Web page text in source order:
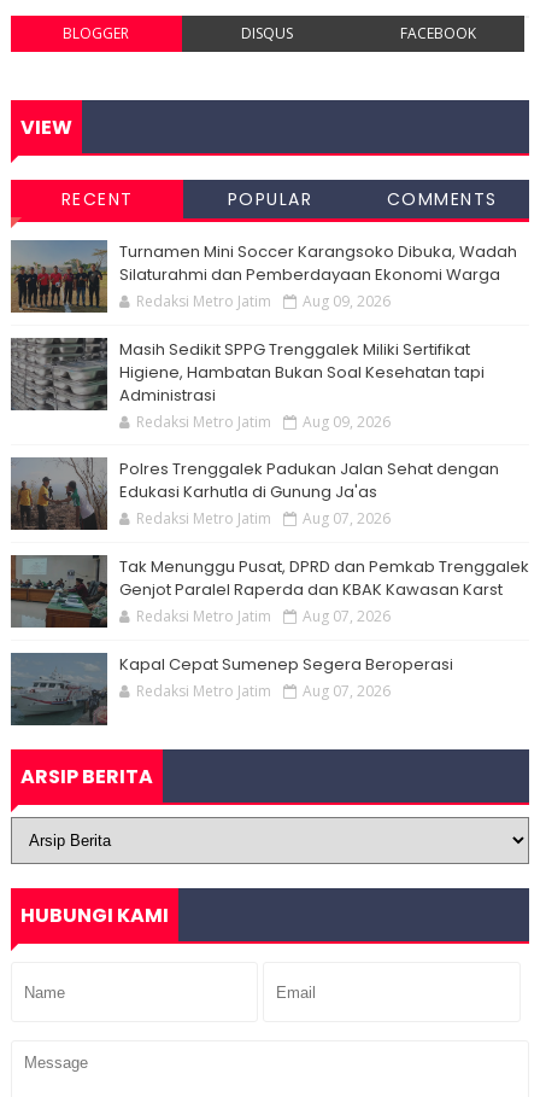
BLOGGER DISQUS FACEBOOK
VIEW
RECENT POPULAR COMMENTS
Turnamen Mini Soccer Karangsoko Dibuka, Wadah
Silaturahmi dan Pemberdayaan Ekonomi Warga
Redaksi Metro Jatim Aug 09, 2026
Masih Sedikit SPPG Trenggalek Miliki Sertifikat
Higiene, Hambatan Bukan Soal Kesehatan tapi
Administrasi
Redaksi Metro Jatim Aug 09, 2026
Polres Trenggalek Padukan Jalan Sehat dengan
Edukasi Karhutla di Gunung Ja'as
Redaksi Metro Jatim Aug 07, 2026
Tak Menunggu Pusat, DPRD dan Pemkab Trenggalek
Genjot Paralel Raperda dan KBAK Kawasan Karst
Redaksi Metro Jatim Aug 07, 2026
Kapal Cepat Sumenep Segera Beroperasi
Redaksi Metro Jatim Aug 07, 2026
ARSIP BERITA
HUBUNGI KAMI